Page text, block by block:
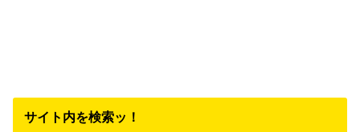
サイト内を検索ッ！